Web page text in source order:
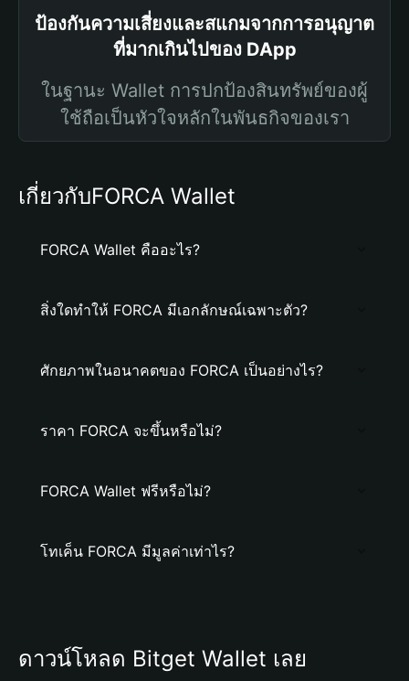
ป้องกันความเสี่ยงและสแกมจากการอนุญาต
ที่มากเกินไปของ DApp
ในฐานะ Wallet การปกป้องสินทรัพย์ของผู้
ใช้ถือเป็นหัวใจหลักในพันธกิจของเรา
เกี่ยวกับFORCA Wallet
FORCA Wallet คืออะไร?
สิ่งใดทำให้ FORCA มีเอกลักษณ์เฉพาะตัว?
ศักยภาพในอนาคตของ FORCA เป็นอย่างไร?
ราคา FORCA จะขึ้นหรือไม่?
FORCA Wallet ฟรีหรือไม่?
โทเค็น FORCA มีมูลค่าเท่าไร?
ดาวน์โหลด Bitget Wallet เลย